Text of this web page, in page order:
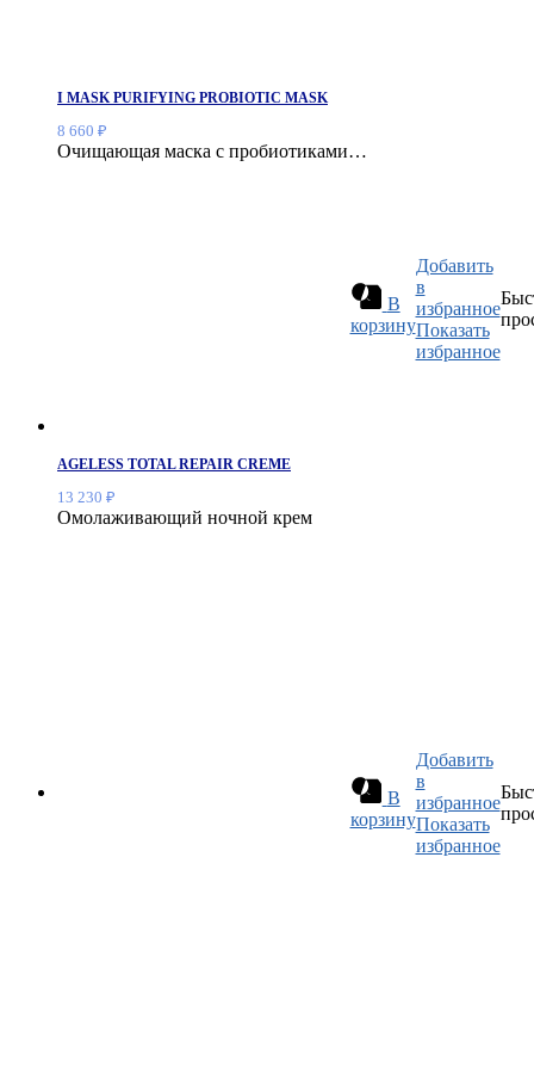
I MASK PURIFYING PROBIOTIC MASK
8 660 ₽
Очищающая маска с пробиотиками…
В
корзину
Добавить
в
избранное
Показать
избранное
AGELESS TOTAL REPAIR CREME
13 230 ₽
Омолаживающий ночной крем
В
корзину
Добавить
в
избранное
Показать
избранное